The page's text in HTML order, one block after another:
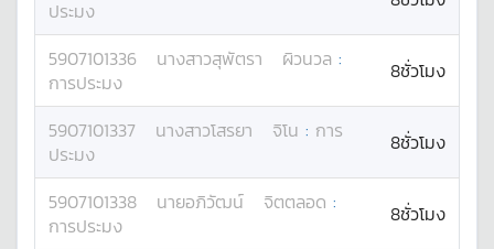
ประมง
5907101336 นางสาวสุพัตรา ผิวนวล :
การประมง
8ชั่วโมง
5907101337 นางสาวโสรยา จิโน : การ
ประมง
8ชั่วโมง
5907101338 นายอภิวัฒน์ จิตตลอด :
การประมง
8ชั่วโมง